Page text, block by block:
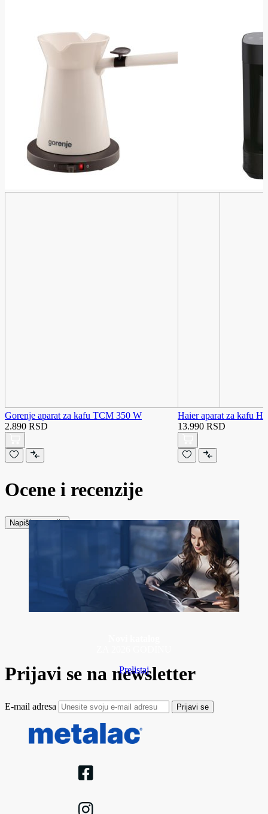
Gorenje aparat za kafu TCM 350 W
2.890 RSD
Haier aparat za kafu
13.990 RSD
Ocene i recenzije
Napiši recenziju
Prelistaj
Prijavi se na newsletter
E-mail adresa Prijavi se